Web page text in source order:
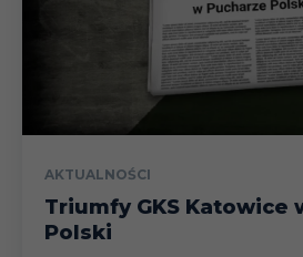
AKTUALNOŚCI
Triumfy GKS Katowice
Polski